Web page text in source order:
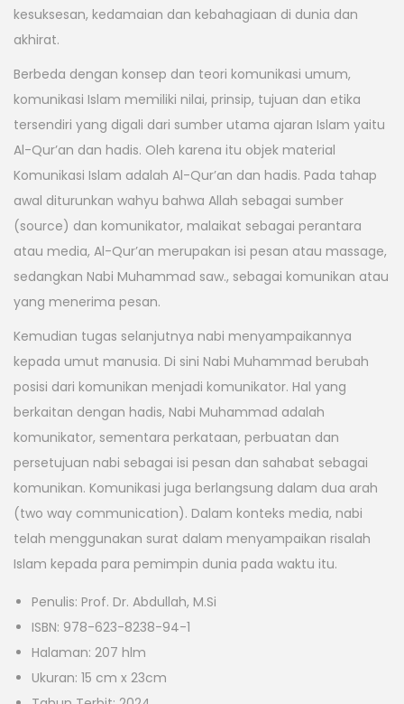
kesuksesan, kedamaian dan kebahagiaan di dunia dan
akhirat.
Berbeda dengan konsep dan teori komunikasi umum,
komunikasi Islam memiliki nilai, prinsip, tujuan dan etika
tersendiri yang digali dari sumber utama ajaran Islam yaitu
Al-Qur’an dan hadis. Oleh karena itu objek material
Komunikasi Islam adalah Al-Qur’an dan hadis. Pada tahap
awal diturunkan wahyu bahwa Allah sebagai sumber
(source) dan komunikator, malaikat sebagai perantara
atau media, Al-Qur’an merupakan isi pesan atau massage,
sedangkan Nabi Muhammad saw., sebagai komunikan atau
yang menerima pesan.
Kemudian tugas selanjutnya nabi menyampaikannya
kepada umut manusia. Di sini Nabi Muhammad berubah
posisi dari komunikan menjadi komunikator. Hal yang
berkaitan dengan hadis, Nabi Muhammad adalah
komunikator, sementara perkataan, perbuatan dan
persetujuan nabi sebagai isi pesan dan sahabat sebagai
komunikan. Komunikasi juga berlangsung dalam dua arah
(two way communication). Dalam konteks media, nabi
telah menggunakan surat dalam menyampaikan risalah
Islam kepada para pemimpin dunia pada waktu itu.
Penulis: Prof. Dr. Abdullah, M.Si
ISBN: 978-623-8238-94-1
Halaman: 207 hlm
Ukuran: 15 cm x 23cm